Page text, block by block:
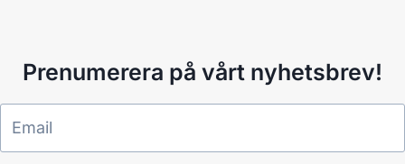
Prenumerera på vårt nyhetsbrev!